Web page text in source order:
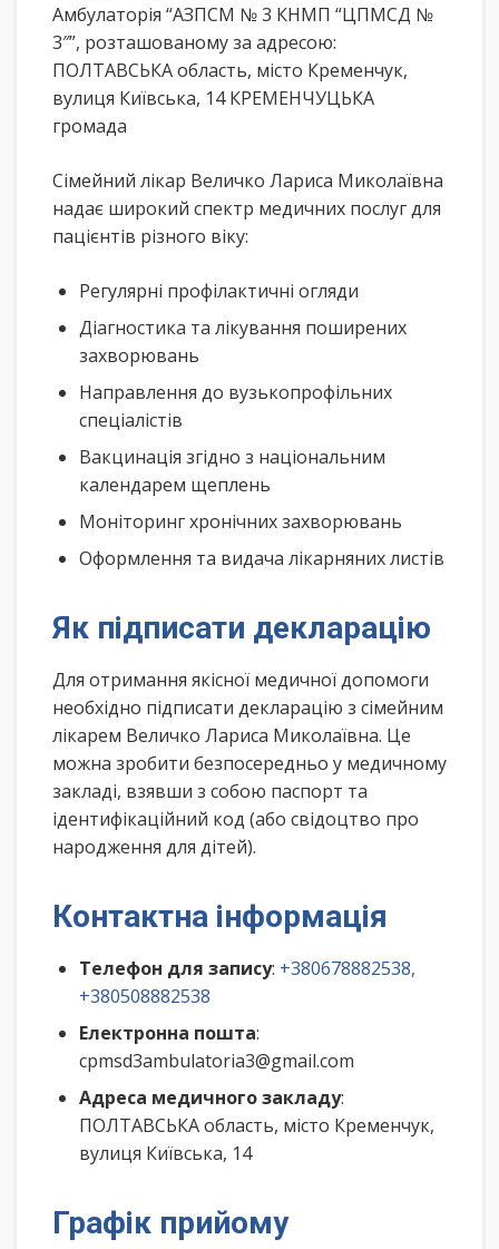
Амбулаторія “АЗПСМ № 3 КНМП “ЦПМСД №
3″”, розташованому за адресою:
ПОЛТАВСЬКА область, місто Кременчук,
вулиця Київська, 14 КРЕМЕНЧУЦЬКА
громада
Сімейний лікар Величко Лариса Миколаївна
надає широкий спектр медичних послуг для
пацієнтів різного віку:
Регулярні профілактичні огляди
Діагностика та лікування поширених
захворювань
Направлення до вузькопрофільних
спеціалістів
Вакцинація згідно з національним
календарем щеплень
Моніторинг хронічних захворювань
Оформлення та видача лікарняних листів
Як підписати декларацію
Для отримання якісної медичної допомоги
необхідно підписати декларацію з сімейним
лікарем Величко Лариса Миколаївна. Це
можна зробити безпосередньо у медичному
закладі, взявши з собою паспорт та
ідентифікаційний код (або свідоцтво про
народження для дітей).
Контактна інформація
Телефон для запису: +380678882538,
+380508882538
Електронна пошта:
cpmsd3ambulatoria3@gmail.com
Адреса медичного закладу:
ПОЛТАВСЬКА область, місто Кременчук,
вулиця Київська, 14
Графік прийому